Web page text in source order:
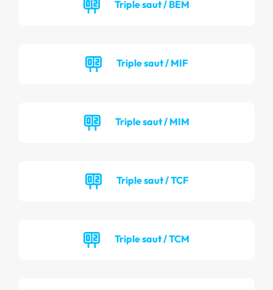
Triple saut / BEM
Triple saut / MIF
Triple saut / MIM
Triple saut / TCF
Triple saut / TCM